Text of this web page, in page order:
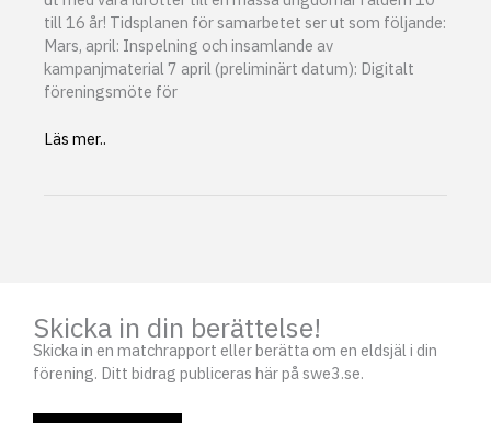
till 16 år! Tidsplanen för samarbetet ser ut som följande:
Mars, april: Inspelning och insamlande av
kampanjmaterial 7 april (preliminärt datum): Digitalt
föreningsmöte för
Tillsammans
Läs mer..
Skicka in din berättelse!
Skicka in en matchrapport eller berätta om en eldsjäl i din
förening. Ditt bidrag publiceras här på swe3.se.